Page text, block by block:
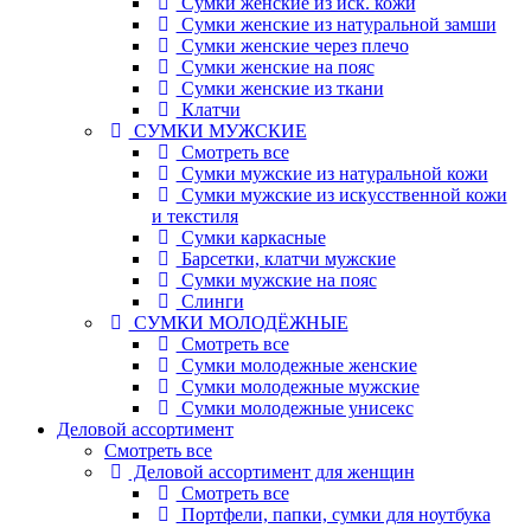
Сумки женские из натуральной замши
Сумки женские через плечо
Сумки женские на пояс
Сумки женские из ткани
Клатчи
СУМКИ МУЖСКИЕ
Смотреть все
Сумки мужские из натуральной кожи
Сумки мужские из искусственной кожи
и текстиля
Сумки каркасные
Барсетки, клатчи мужские
Сумки мужские на пояс
Слинги
СУМКИ МОЛОДЁЖНЫЕ
Смотреть все
Сумки молодежные женские
Сумки молодежные мужские
Сумки молодежные унисекс
Деловой ассортимент
Смотреть все
Деловой ассортимент для женщин
Смотреть все
Портфели, папки, сумки для ноутбука